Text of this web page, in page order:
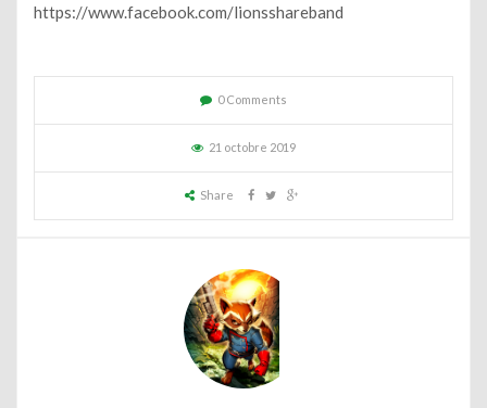
https://www.facebook.com/lionsshareband
0 Comments
21 octobre 2019
Share